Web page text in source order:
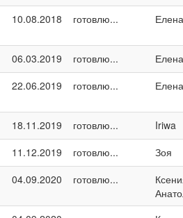
10.08.2018 готовлю...
06.03.2019 готовлю...
Елена
22.06.2019 готовлю...
18.11.2019 готовлю...
Iriwa
11.12.2019 готовлю...
Зоя
04.09.2020 готовлю...